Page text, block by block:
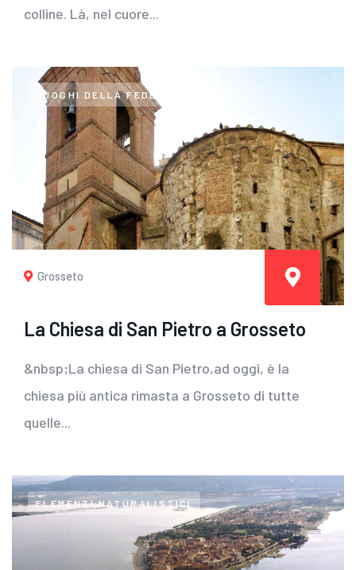
colline. Là, nel cuore...
LUOGHI DELLA FEDE
Grosseto
La Chiesa di San Pietro a Grosseto
&nbsp;La chiesa di San Pietro,ad oggi, è la
chiesa più antica rimasta a Grosseto di tutte
quelle...
ELEMENTI NATURALISTICI